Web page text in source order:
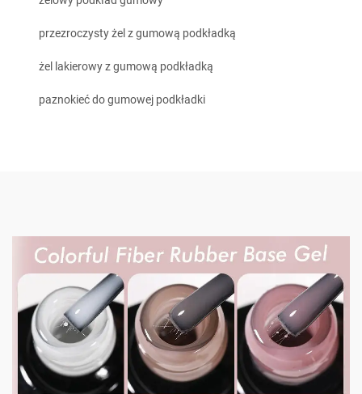
przezroczysty żel z gumową podkładką
żel lakierowy z gumową podkładką
paznokieć do gumowej podkładki